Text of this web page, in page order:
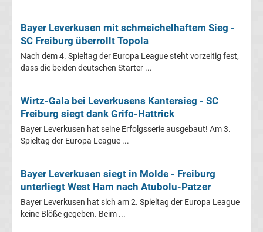
Transfergerüchte
international
Transfergerüchte
Deutschland
Transfergerüchte
Transfergerüchte
Italien
Bayer Leverkusen mit schmeichelhaftem Sieg -
SC Freiburg überrollt Topola
Nach dem 4. Spieltag der Europa League steht vorzeitig fest,
dass die beiden deutschen Starter ...
Wirtz-Gala bei Leverkusens Kantersieg - SC
Freiburg siegt dank Grifo-Hattrick
Bayer Leverkusen hat seine Erfolgsserie ausgebaut! Am 3.
Spieltag der Europa League ...
Bayer Leverkusen siegt in Molde - Freiburg
unterliegt West Ham nach Atubolu-Patzer
Bayer Leverkusen hat sich am 2. Spieltag der Europa League
keine Blöße gegeben. Beim ...